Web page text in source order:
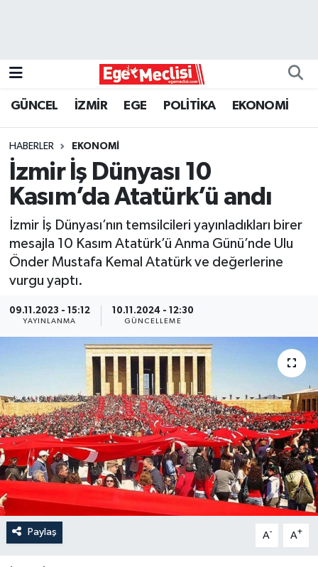
GÜNCEL İZMİR EGE POLİTİKA EKONOMİ
HABERLER EKONOMİ
İzmir İş Dünyası 10
Kasım’da Atatürk’ü andı
İzmir İş Dünyası’nın temsilcileri yayınladıkları birer
mesajla 10 Kasım Atatürk’ü Anma Günü’nde Ulu
Önder Mustafa Kemal Atatürk ve değerlerine
vurgu yaptı.
09.11.2023 - 15:12
YAYINLANMA
10.11.2024 - 12:30
GÜNCELLEME
Paylaş A- A+
GÜNCEL
İZMİR
ÖZEL HABER
POLİTİKA
SPOR